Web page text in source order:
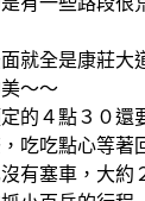
就全是康莊大
～～
的４點３０還
吃吃點心等著
有塞車，大約